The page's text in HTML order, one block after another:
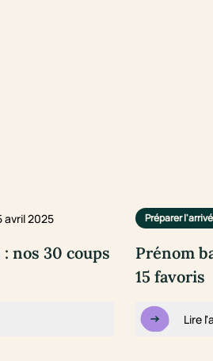
avril 2025
nos 30 coups
Préparer
Prénom
15 favoris
Lire